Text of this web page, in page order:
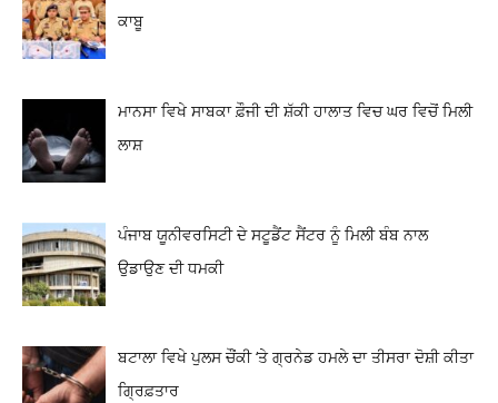
ਕਾਬੂ
ਮਾਨਸਾ ਵਿਖੇ ਸਾਬਕਾ ਫ਼ੌਜੀ ਦੀ ਸ਼ੱਕੀ ਹਾਲਾਤ ਵਿਚ ਘਰ ਵਿਚੋਂ ਮਿਲੀ
ਲਾਸ਼
ਪੰਜਾਬ ਯੂਨੀਵਰਸਿਟੀ ਦੇ ਸਟੂਡੈਂਟ ਸੈਂਟਰ ਨੂੰ ਮਿਲੀ ਬੰਬ ਨਾਲ
ਉਡਾਉਣ ਦੀ ਧਮਕੀ
ਬਟਾਲਾ ਵਿਖੇ ਪੁਲਸ ਚੌਂਕੀ ‘ਤੇ ਗ੍ਰਨੇਡ ਹਮਲੇ ਦਾ ਤੀਸਰਾ ਦੋਸ਼ੀ ਕੀਤਾ
ਗ੍ਰਿਫ਼ਤਾਰ